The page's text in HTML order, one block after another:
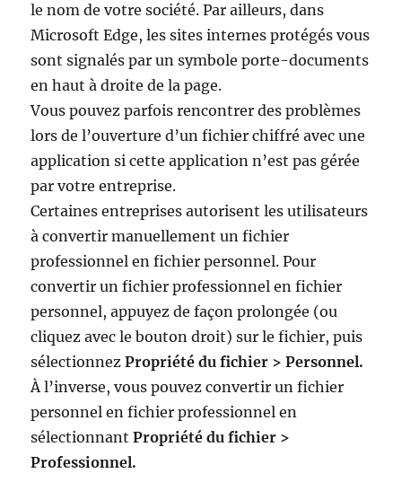
le nom de votre société. Par ailleurs, dans
Microsoft Edge, les sites internes protégés vous
sont signalés par un symbole porte-documents
en haut à droite de la page.
Vous pouvez parfois rencontrer des problèmes
lors de l’ouverture d’un fichier chiffré avec une
application si cette application n’est pas gérée
par votre entreprise.
Certaines entreprises autorisent les utilisateurs
à convertir manuellement un fichier
professionnel en fichier personnel. Pour
convertir un fichier professionnel en fichier
personnel, appuyez de façon prolongée (ou
cliquez avec le bouton droit) sur le fichier, puis
sélectionnezPropriété du fichier > Personnel.
À l’inverse, vous pouvez convertir un fichier
personnel en fichier professionnel en
sélectionnantPropriété du fichier >
Professionnel.